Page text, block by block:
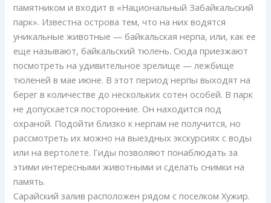
памятником и входит в «Национальный Забайкальский
парк». Известна острова тем, что на них водятся
уникальные животные — байкальская нерпа, или, как ее
еще называют, байкальский тюлень. Сюда приезжают
посмотреть на удивительное зрелище — лежбище
тюленей в мае июне. В этот период нерпы выходят на
берег в количестве до нескольких сотен особей. В парк
не допускается посторонние. Он находится под
охраной. Подойти близко к нерпам не получится, но
рассмотреть их можно на выездных экскурсиях с воды
или на вертолете. Гиды позволяют понаблюдать за
этими интересными животными и сделать снимки на
память.
Сарайский залив расположен рядом с поселком Хужир.